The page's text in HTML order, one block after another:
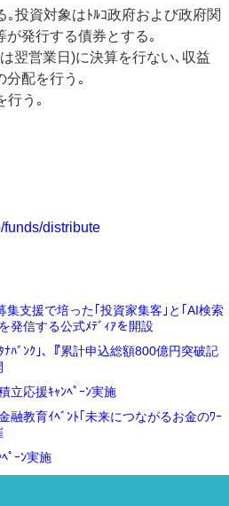
｡投資対象はﾄﾙｺ政府および政府関
発行する債券とする｡
翌営業日)に決算を行ない､収益
分配を行う｡
行う｡
funds/distribute
集支援で培った｢投資家集客｣と｢AI検索
発信する公式ﾒﾃﾞｨｱを開設
ﾀﾅﾊﾞﾝｸ｣､『累計申込総額800億円突破記
立応援ｷｬﾝﾍﾟｰﾝ実施
融教育ｲﾍﾞﾝﾄ｢未来につながるお金のﾜｰ
ﾟｰﾝ実施